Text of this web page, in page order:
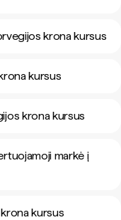
krona kursus
kursus
krona kursus
markė į
kursus